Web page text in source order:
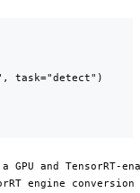
GPU and
engine conversion
task="detect")